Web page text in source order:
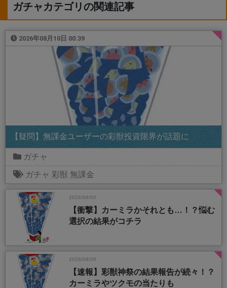
ガチャカテゴリの関連記事
2026年08月10日 00:39
【疑問】無課金ユーザーの彩獣投資限界が話題に
ガチャ
ガチャ 彩獣 無課金
2026/08/09
【衝撃】カーミラかそれとも…！？悩む
選択の結果がコチラ
2026/08/09
【速報】彩獣神祭の結果報告が続々！？
カーミラやツクモの当たりも